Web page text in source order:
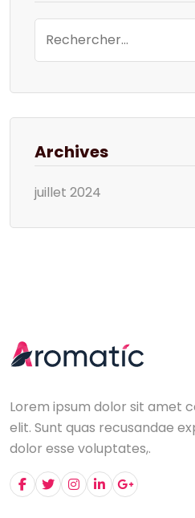
Archives
juillet 2024
Lorem ipsum dolor sit amet
elit. Sunt quas recusandae
dolor esse voluptates,.